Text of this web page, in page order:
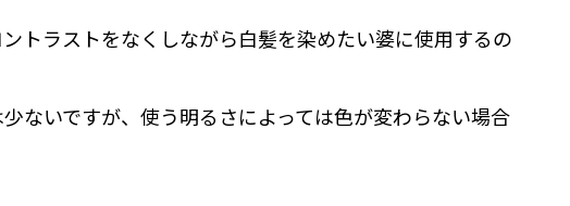
トラストをなくしながら白髪を染めたい婆に使用するの
ないですが、使う明るさによっては色が変わらない場合